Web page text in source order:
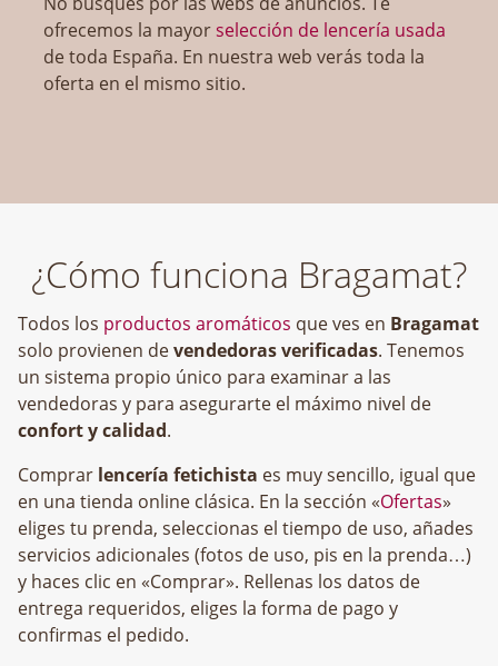
ofrecemos la mayorselección de lencería usada
de toda España. En nuestra web verás toda la
oferta en el mismo sitio.
¿Cómo funciona Bragamat?
Todos los productos aromáticos que ves en Bragamat
solo provienen devendedoras verificadas. Tenemos
un sistema propio único para examinar a las
vendedoras y para asegurarte el máximo nivel de
confort y calidad.
Comprar lencería fetichista es muy sencillo, igual que
en una tienda online clásica. En la sección «Ofertas»
eliges tu prenda, seleccionas el tiempo de uso, añades
servicios adicionales (fotos de uso, pis en la prenda…)
y haces clic en «Comprar». Rellenas los datos de
entrega requeridos, eliges la forma de pago y
confirmas el pedido.